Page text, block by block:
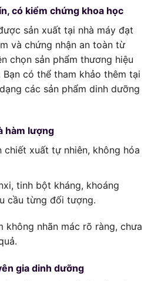
có kiểm chứng khoa học
sản xuất tại nhà máy đạt
và chứng nhận an toàn từ
chọn sản phẩm thương hiệu
có thể tham khảo thêm tại
các sản phẩm dinh dưỡng
hàm lượng
chiết xuất tự nhiên, không hóa
tinh bột kháng, khoáng
cầu từng đối tượng.
không nhãn mác rõ ràng, chưa
gia dinh dưỡng